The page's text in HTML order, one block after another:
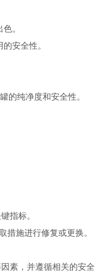
。
安全性。
的纯净度和安全性。
指标。
施进行修复或更换。
素，并遵循相关的安全